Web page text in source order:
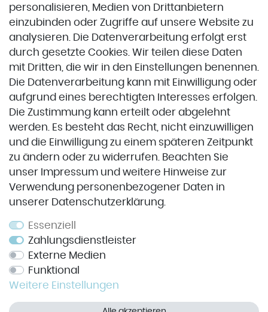
Zahlung & Versand
Zahlung & Versand
VORKASSE
Service
Impressum
Datenschutz
Widerrufsrecht
AGB
Kontakt
personalisieren, Medien von Drittanbietern
einzubinden oder Zugriffe auf unsere Website zu
analysieren. Die Datenverarbeitung erfolgt erst
durch gesetzte Cookies. Wir teilen diese Daten
mit Dritten, die wir in den Einstellungen benennen.
Die Datenverarbeitung kann mit Einwilligung oder
aufgrund eines berechtigten Interesses erfolgen.
Die Zustimmung kann erteilt oder abgelehnt
werden. Es besteht das Recht, nicht einzuwilligen
und die Einwilligung zu einem späteren Zeitpunkt
zu ändern oder zu widerrufen. Beachten Sie
unser Impressum und weitere Hinweise zur
Verwendung personenbezogener Daten in
unserer
Daten­schutz­erklärung
Essenziell
Zahlungsdienstleister
Externe Medien
Funktional
Weitere Einstellungen